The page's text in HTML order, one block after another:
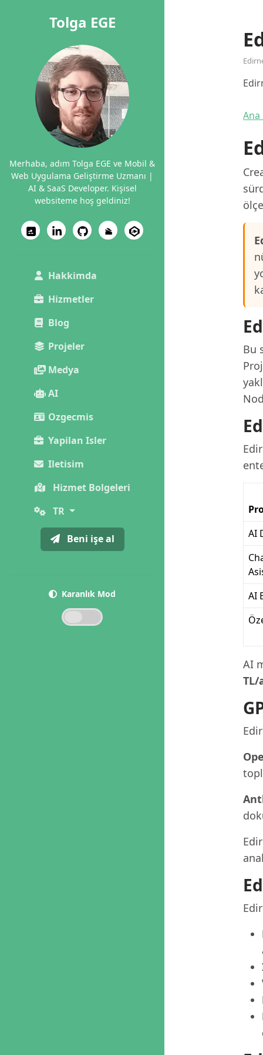
Tolga EGE
Merhaba, adım Tolga EGE ve Mobil &
Web Uygulama Geliştirme Uzmanı |
AI & SaaS Developer. Kişisel
websiteme hoş geldiniz!
Hakkimda
Hizmetler
Blog
Projeler
Medya
AI
Ozgecmis
Yapilan Isler
Iletisim
Hizmet Bolgeleri
TR
Beni işe al
Karanlık Mod
Ana
Bu
AI
AI
AI
TL/